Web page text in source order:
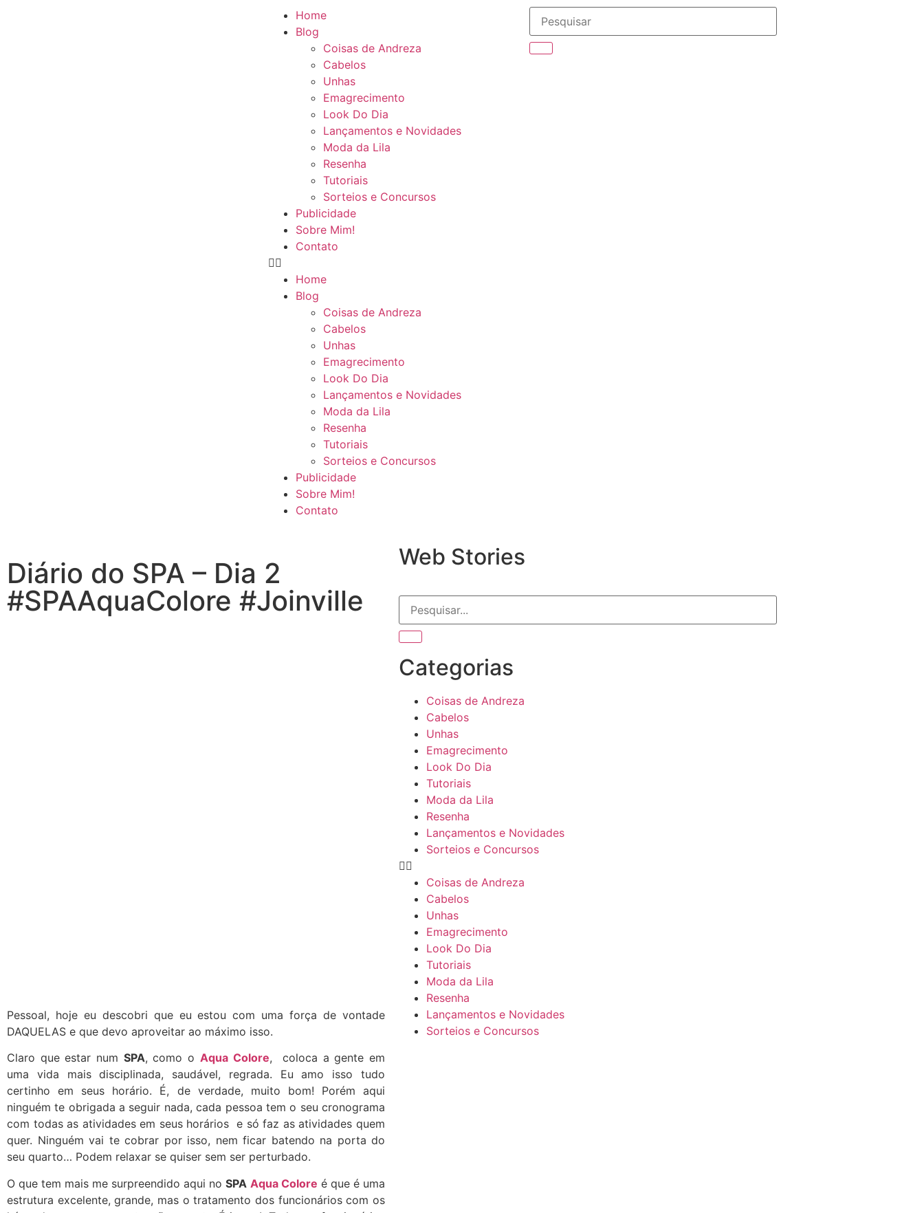
Home
Blog
Coisas de Andreza
Cabelos
Unhas
Emagrecimento
Look Do Dia
Lançamentos e Novidades
Moda da Lila
Resenha
Tutoriais
Sorteios e Concursos
Publicidade
Sobre Mim!
Contato
Home
Blog
Coisas de Andreza
Cabelos
Unhas
Emagrecimento
Look Do Dia
Lançamentos e Novidades
Moda da Lila
Resenha
Tutoriais
Sorteios e Concursos
Publicidade
Sobre Mim!
Contato
Diário do SPA – Dia 2
#SPAAquaColore #Joinville
Pessoal, hoje eu descobri que eu estou com uma força de vontade
DAQUELAS e que devo aproveitar ao máximo isso.
Claro que estar num SPA, como o Aqua Colore, coloca a gente em
uma vida mais disciplinada, saudável, regrada. Eu amo isso tudo
certinho em seus horário. É, de verdade, muito bom! Porém aqui
ninguém te obrigada a seguir nada, cada pessoa tem o seu cronograma
com todas as atividades em seus horários e só faz as atividades quem
quer. Ninguém vai te cobrar por isso, nem ficar batendo na porta do
seu quarto… Podem relaxar se quiser sem ser perturbado.
O que tem mais me surpreendido aqui no SPA Aqua Colore é que é uma
estrutura excelente, grande, mas o tratamento dos funcionários com os
Web Stories
Categorias
Coisas de Andreza
Cabelos
Unhas
Emagrecimento
Look Do Dia
Tutoriais
Moda da Lila
Resenha
Lançamentos e Novidades
Sorteios e Concursos
Coisas de Andreza
Cabelos
Unhas
Emagrecimento
Look Do Dia
Tutoriais
Moda da Lila
Resenha
Lançamentos e Novidades
Sorteios e Concursos